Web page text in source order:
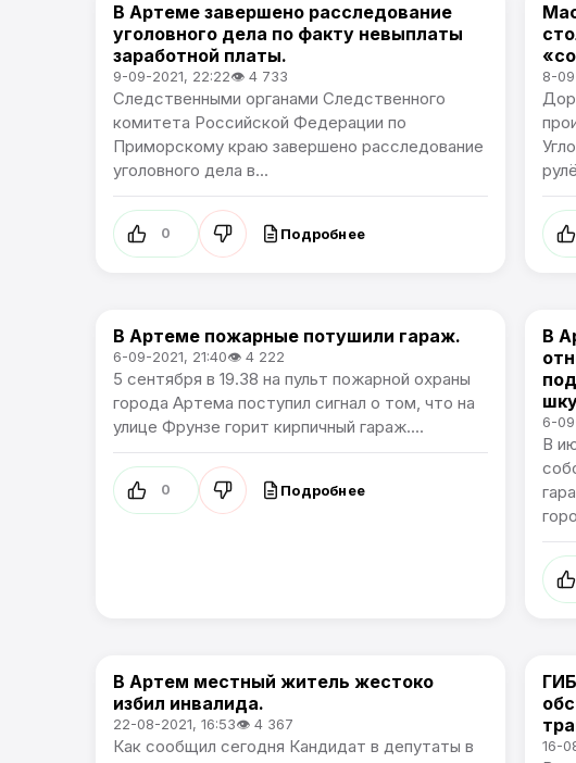
Происшествия
В Артеме завершено расследование
уголовного дела по факту невыплаты
заработной платы.
9-09-2021, 22:22👁 4 733
Следственными органами Следственного
комитета Российской Федерации по
Приморскому краю завершено расследование
уголовного дела в...
0 Подробнее
8-
Происшествия
В Артеме пожарные потушили гараж.
6-09-2021, 21:40👁 4 222
5 сентября в 19.38 на пульт пожарной охраны
города Артема поступил сигнал о том, что на
улице Фрунзе горит кирпичный гараж....
0 Подробнее
В
6-
В
Происшествия
В Артем местный житель жестоко
избил инвалида.
22-08-2021, 16:53👁 4 367
Как сообщил сегодня Кандидат в депутаты в
16-